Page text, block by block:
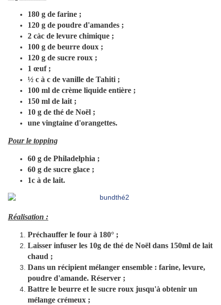
180 g de farine ;
120 g de poudre d'amandes ;
2 càc de levure chimique ;
100 g de beurre doux ;
120 g de sucre roux ;
1 œuf ;
½ c à c de vanille de Tahiti ;
100 ml de crème liquide entière ;
150 ml de lait ;
10 g de thé de Noël ;
une vingtaine d'orangettes.
Pour le topping
60 g de Philadelphia ;
60 g de sucre glace ;
1c à de lait.
Réalisation :
Préchauffer le four à 180° ;
Laisser infuser les 10g de thé de Noël dans 150ml de lait
chaud ;
Dans un récipient mélanger ensemble : farine, levure,
poudre d'amande. Réserver ;
Battre le beurre et le sucre roux jusqu'à obtenir un
mélange crémeux ;